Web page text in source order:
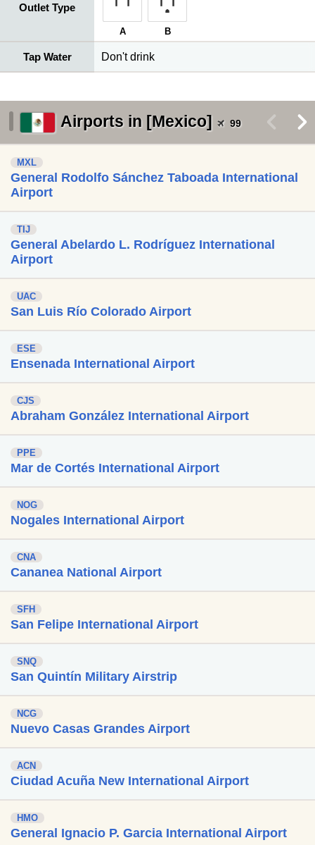
Outlet Type
A B
Tap Water Don't drink
Airports in [Mexico] 99
MXL
General Rodolfo Sánchez Taboada International
Airport
TIJ
General Abelardo L. Rodríguez International
Airport
UAC
San Luis Río Colorado Airport
ESE
Ensenada International Airport
CJS
Abraham González International Airport
PPE
Mar de Cortés International Airport
NOG
Nogales International Airport
CNA
Cananea National Airport
SFH
San Felipe International Airport
SNQ
San Quintín Military Airstrip
NCG
Nuevo Casas Grandes Airport
ACN
Ciudad Acuña New International Airport
HMO
General Ignacio P. Garcia International Airport